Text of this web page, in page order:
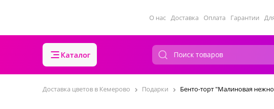
О нас Доставка Оплата Гарантии
Каталог
Доставка цветов в Кемерово Подарки Бенто-торт "Малиновая